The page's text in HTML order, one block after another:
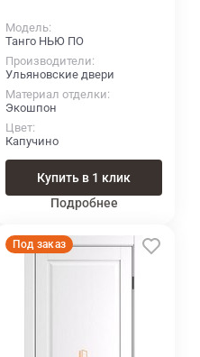
Модель
Танго НЬЮ ПО
Производители
Ульяновские двери
Материал отделки
Экошпон
Цвет
Капучино
Купить в 1 клик
Подробнее
Под заказ